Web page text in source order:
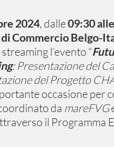
2024, dalle09:30
Commercio Belgo-
streaming l’evento “
:Presentazione del
del Progetto
occasione
da mareFVG
il Programma